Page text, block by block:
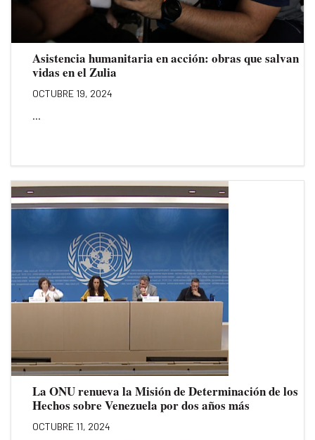
Asistencia humanitaria en acción: obras que salvan
vidas en el Zulia
OCTUBRE 19, 2024
...
La ONU renueva la Misión de Determinación de los
Hechos sobre Venezuela por dos años más
OCTUBRE 11, 2024